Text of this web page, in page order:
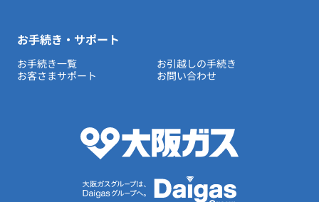
お手続き・サポート
お手続き一覧
お引越しの手続き
お客さまサポート
お問い合わせ